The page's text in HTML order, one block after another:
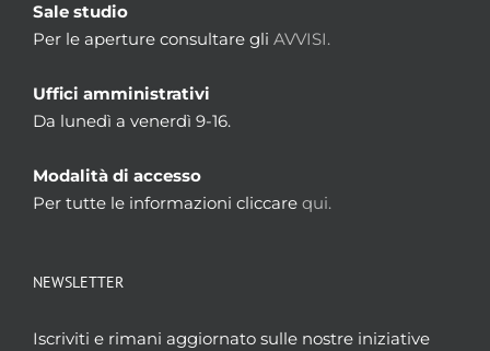
Sale studio
Per le aperture consultare gli AVVISI.
Uffici amministrativi
Da lunedì a venerdì 9-16.
Modalità di accesso
Per tutte le informazioni cliccare qui.
NEWSLETTER
Iscriviti e rimani aggiornato sulle nostre iniziative